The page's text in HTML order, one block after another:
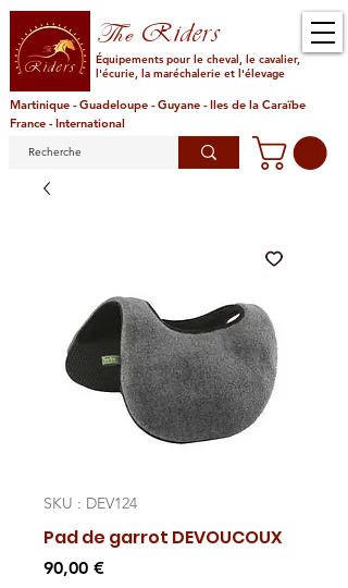
TheRiders
Équipements pour le cheval, le cavalier,
l'écurie, la maréchalerie et l'élevage
Martinique - Guadeloupe - Guyane - Iles de la Caraïbe
France - International
SKU : DEV124
Pad de garrot DEVOUCOUX
90,00 €Prix